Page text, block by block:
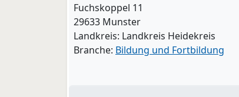
Fuchskoppel 11
29633 Munster
Landkreis: Landkreis Heidekreis
Branche: Bildung und Fortbildung